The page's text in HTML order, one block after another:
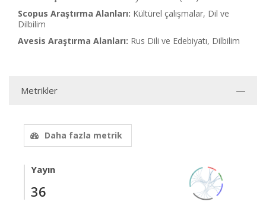
Scopus Araştırma Alanları: Kültürel çalışmalar, Dil ve
Dilbilim
Avesis Araştırma Alanları: Rus Dili ve Edebiyatı, Dilbilim
Metrikler
Daha fazla metrik
Yayın
36